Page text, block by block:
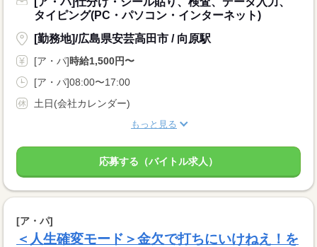
タイピング(PC・パソコン・インターネット)
[勤務地]/広島県安芸高田市 / 向原駅
[ア・パ]時給1,500円〜
[ア・パ]08:00〜17:00
土日(会社カレンダー)
もっと見る
応募する（バイトル求人）
[ア・パ]
＜人生確変モード＞金欠で打ちにいけねえ！を